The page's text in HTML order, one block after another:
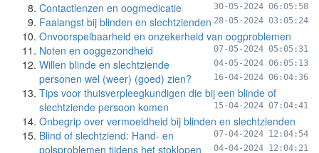
Contactlenzen en oogmedicatie 30-05-2024 06:05:58
Faalangst bij blinden en slechtzienden 28-05-2024 03:05:24
Onvoorspelbaarheid en onzekerheid van oogproblemen
07-05-2024 05:05:31
Noten en ooggezondheid
04-05-2024 06:05:13
Willen blinde en slechtziende
personen wel (weer) (goed) zien?
16-04-2024 06:04:36
Tips voor thuisverpleegkundigen die bij een blinde of
slechtziende persoon komen
15-04-2024 07:04:41
Onbegrip over vermoeidheid bij blinden en slechtzienden
07-04-2024 12:04:54
Blind of slechtziend: Hand- en
polsproblemen tijdens het stoklopen
04-04-2024 12:04:21